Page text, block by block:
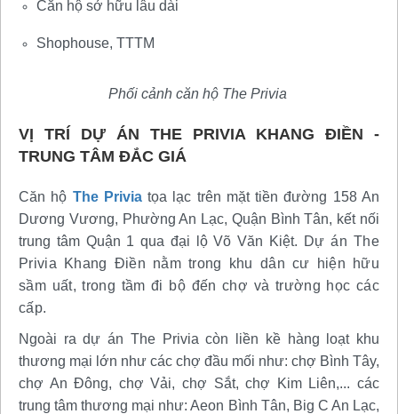
Căn hộ sở hữu lâu dài
Shophouse, TTTM
Phối cảnh căn hộ The Privia
VỊ TRÍ DỰ ÁN THE PRIVIA KHANG ĐIỀN -
TRUNG TÂM ĐẮC GIÁ
Căn hộ The Priviatọa lạc trên mặt tiền đường 158 An
Dương Vương, Phường An Lạc, Quận Bình Tân, kết nối
trung tâm Quận 1 qua đại lộ Võ Văn Kiệt. Dự án The
Privia Khang Điền nằm trong khu dân cư hiện hữu
sầm uất, trong tầm đi bộ đến chợ và trường học các
cấp.
Ngoài ra dự án The Privia còn liền kề hàng loạt khu
thương mại lớn như các chợ đầu mối như: chợ Bình Tây,
chợ An Đông, chợ Vải, chợ Sắt, chợ Kim Liên,... các
trung tâm thương mại như: Aeon Bình Tân, Big C An Lạc,